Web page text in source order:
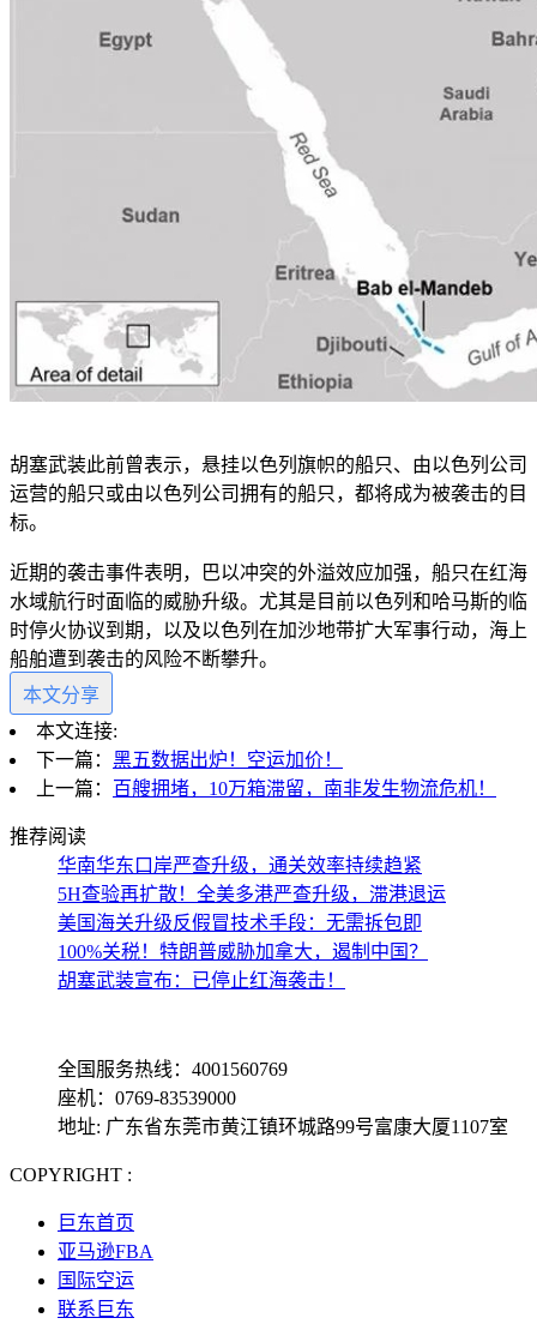
胡塞武装此前曾表示，悬挂以色列旗帜的船只、由以色列公司
运营的船只或由以色列公司拥有的船只，都将成为被袭击的目
标。
近期的袭击事件表明，巴以冲突的外溢效应加强，船只在红海
水域航行时面临的威胁升级。尤其是目前以色列和哈马斯的临
时停火协议到期，以及以色列在加沙地带扩大军事行动，海上
船舶遭到袭击的风险不断攀升。
本文分享
本文连接:
下一篇： 黑五数据出炉！空运加价！
上一篇： 百艘拥堵，10万箱滞留，南非发生物流危机！
推荐阅读
华南华东口岸严查升级，通关效率持续趋紧
5H查验再扩散！全美多港严查升级，滞港退运
美国海关升级反假冒技术手段：无需拆包即
100%关税！特朗普威胁加拿大，遏制中国？
胡塞武装宣布：已停止红海袭击！
全国服务热线：4001560769
座机：0769-83539000
地址: 广东省东莞市黄江镇环城路99号富康大厦1107室
COPYRIGHT :
巨东首页
亚马逊FBA
国际空运
联系巨东